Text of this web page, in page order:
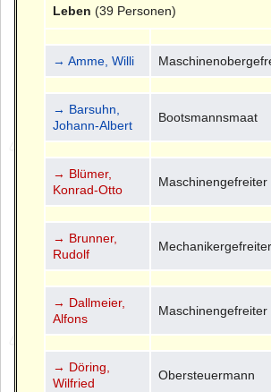
Leben (39 Personen)
→ Amme, Willi
→ Barsuhn,
Johann-Albert
Bootsmannsmaat
→ Blümer,
Konrad-Otto
Maschinengefreiter
→ Brunner,
Rudolf
Mechanikergefreiter
→ Dallmeier,
Alfons
Maschinengefreiter
→ Döring,
Wilfried
Obersteuermann